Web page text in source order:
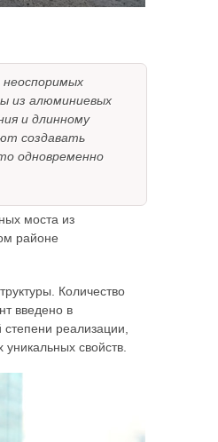
из алюминиевых
и длинному
создавать
одновременно
моста из
районе
Количество
введено в
реализации,
свойств.